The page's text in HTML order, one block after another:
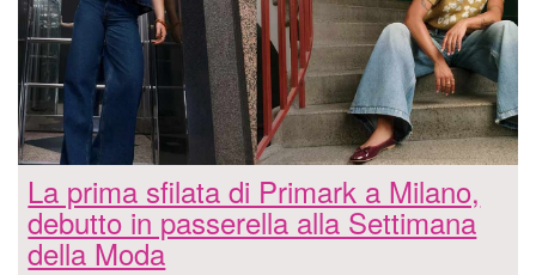
La prima sfilata di Primark a Milano,
debutto in passerella alla Settimana
della Moda